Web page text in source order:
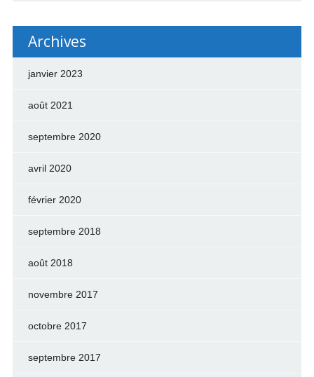
Archives
janvier 2023
août 2021
septembre 2020
avril 2020
février 2020
septembre 2018
août 2018
novembre 2017
octobre 2017
septembre 2017